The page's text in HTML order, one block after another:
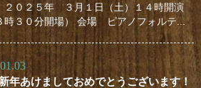
０２５年 ３月１日（土）１４時開演
時３０分開場） 会場 ピアノフォルテ...
新年あけましておめでとうございます！